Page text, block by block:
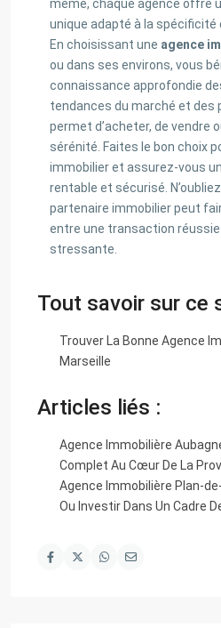
même, chaque agence offre
unique adapté à la spécificité
En choisissant une agence
ou dans ses environs, vous
connaissance approfondie
tendances du marché et des
permet d’acheter, de vendre
sérénité. Faites le bon choix
immobilier et assurez-vous
rentable et sécurisé.
partenaire immobilier peut
entre une transaction
stressante.
Tout savoir sur ce
Trouver La Bonne Agence
Marseille
Articles liés :
Agence Immobilière
Complet Au Cœur De La
Agence Immobilière Plan-
Ou Investir Dans Un Cadre